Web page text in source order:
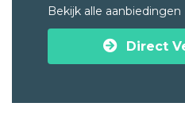
Bekijk alle aanbiedingen
Direct